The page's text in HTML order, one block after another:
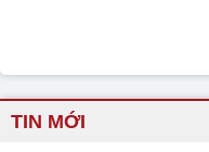
TIN MỚI